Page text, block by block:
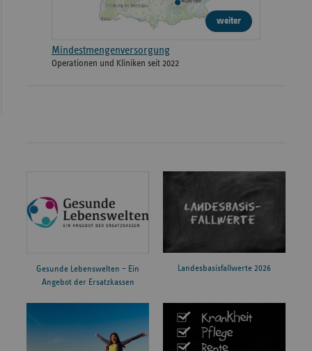
weiter
Mindestmengenversorgung
Operationen und Kliniken seit 2022
Gesunde Lebenswelten – Ein
Angebot der Ersatzkassen
Landesbasisfallwerte 2026